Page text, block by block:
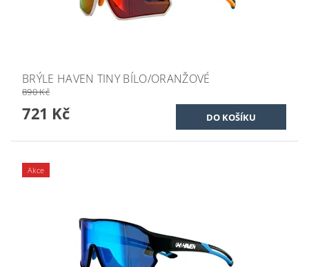
BRÝLE HAVEN TINY BÍLO/ORANŽOVÉ
890 Kč
721 Kč
Akce